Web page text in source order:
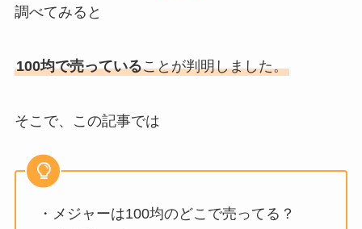
調べてみると
100均で売っていることが判明しました。
そこで、この記事では
・メジャーは100均のどこで売ってる？